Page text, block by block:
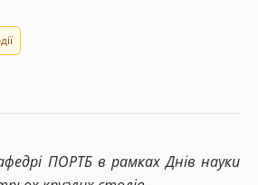
ПОРТБ в рамках Днів науки